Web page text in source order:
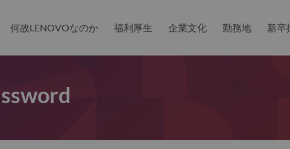
何故LENOVOなのか 福利厚生 企業文化 勤務地 新卒